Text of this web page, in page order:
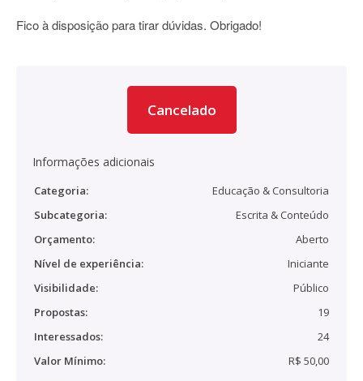
Fico à disposição para tirar dúvidas. Obrigado!
Cancelado
Informações adicionais
Categoria:
Educação & Consultoria
Subcategoria:
Escrita & Conteúdo
Orçamento:
Aberto
Nível de experiência:
Iniciante
Visibilidade:
Público
Propostas:
19
Interessados:
24
Valor Mínimo:
R$ 50,00